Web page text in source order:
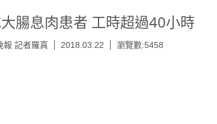
腸息肉患者 工時超過40小時
報 記者羅真 2018.03.22 瀏覽數:5458